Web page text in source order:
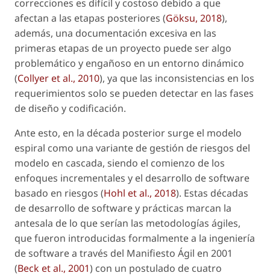
correcciones es difícil y costoso debido a que
afectan a las etapas posteriores (Göksu, 2018),
además, una documentación excesiva en las
primeras etapas de un proyecto puede ser algo
problemático y engañoso en un entorno dinámico
(Collyer et al., 2010), ya que las inconsistencias en los
requerimientos solo se pueden detectar en las fases
de diseño y codificación.
Ante esto, en la década posterior surge el modelo
espiral como una variante de gestión de riesgos del
modelo en cascada, siendo el comienzo de los
enfoques incrementales y el desarrollo de software
basado en riesgos (Hohl et al., 2018). Estas décadas
de desarrollo de software y prácticas marcan la
antesala de lo que serían las metodologías ágiles,
que fueron introducidas formalmente a la ingeniería
de software a través del Manifiesto Ágil en 2001
(Beck et al., 2001) con un postulado de cuatro